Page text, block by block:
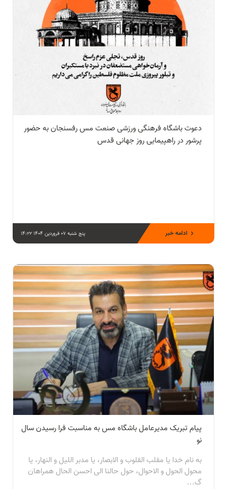
دعوت باشگاه فرهنگی ورزشی صنعت مس رفسنجان به حضور
پرشور در راهپیمایی روز جهانی قدس
پنج شنبه 07 فروردین 1404 14:22 ادامه خبر
پیام تبریک مدیرعامل باشگاه مس به مناسبت فرا رسیدن سال
نو
به نام خدا یا مقلب القلوب و الابصار، یا مدبر اللیل و النهار، یا
محول الحول و الاحوال، حول حالنا الی احسن الحال همراهان
گ...